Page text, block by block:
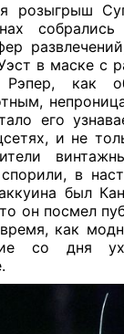
розыгрыш
собрались
в маске с
Рэпер, как
его
и не
в
был
он посмел
как
со дня